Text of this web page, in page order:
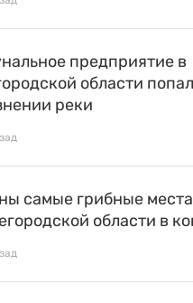
предприятие в
области
реки
самые грибные места
области в